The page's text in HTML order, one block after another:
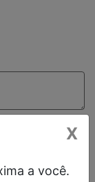
X
a você.